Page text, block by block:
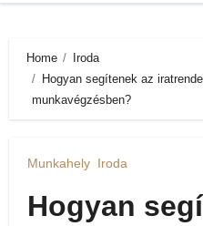
Home
Iroda
Hogyan segítenek az
munkavégzésben?
Munkahely Iroda
Hogyan